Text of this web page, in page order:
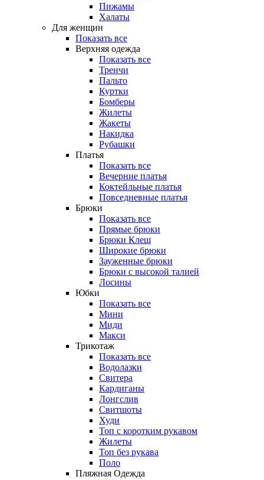
Пижамы
Халаты
Для женщин
Показать все
Верхняя одежда
Показать все
Тренчи
Пальто
Куртки
Бомберы
Жилеты
Жакеты
Накидка
Рубашки
Платья
Показать все
Вечерние платья
Коктейльные платья
Повседневные платья
Брюки
Показать все
Прямые брюки
Брюки Клеш
Широкие брюки
Зауженные брюки
Брюки с высокой талией
Лосины
Юбки
Показать все
Мини
Миди
Макси
Трикотаж
Показать все
Водолазки
Свитера
Кардиганы
Лонгслив
Свитшоты
Худи
Топ с коротким рукавом
Жилеты
Топ без рукава
Поло
Пляжная Одежда